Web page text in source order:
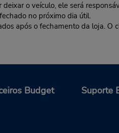
o veículo, ele será
no próximo dia útil.
após o fechamento da loja.
Budget Suporte